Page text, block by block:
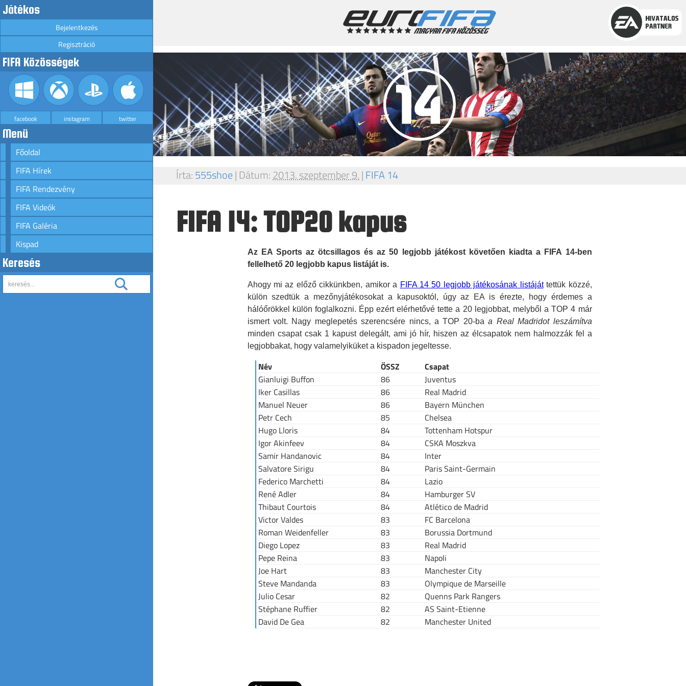
Játékos
Bejelentkezés
Regisztráció
FIFA Közösségek
facebook instagram twitter
Menü
Főoldal
FIFA Hírek
FIFA Rendezvény
FIFA Videók
FIFA Galéria
Kispad
Keresés
Írta:555shoe| Dátum:2013. szeptember 9.|FIFA 14
FIFA 14: TOP20 kapus
Az EA Sports az ötcsillagos és az 50 legjobb játékost követően kiadta a FIFA 14-ben
fellelhető 20 legjobb kapus listáját is.
Ahogy mi az előző cikkünkben, amikor a FIFA 14 50 legjobb játékosának listájáttettük közzé,
külön szedtük a mezőnyjátékosokat a kapusoktól, úgy az EA is érezte, hogy érdemes a
hálóőrökkel külön foglalkozni. Épp ezért elérhetővé tette a 20 legjobbat, melyből a TOP 4 már
ismert volt. Nagy meglepetés szerencsére nincs, a TOP 20-baa Real Madridot leszámítva
minden csapat csak 1 kapust delegált, ami jó hír, hiszen az élcsapatok nem halmozzák fel a
legjobbakat, hogy valamelyiküket a kispadon jegeltesse.
Név ÖSSZ
Csapat
Gianluigi Buffon
86
Juventus
Iker Casillas
86
Real Madrid
Manuel Neuer
86
Bayern München
Petr Cech
85
Chelsea
Hugo Lloris
84
Tottenham Hotspur
Igor Akinfeev
84
CSKA Moszkva
Samir Handanovic
84
Inter
Salvatore Sirigu
84
Paris Saint-Germain
Federico Marchetti
84
Lazio
René Adler
84
Hamburger SV
Thibaut Courtois
84
Atlético de Madrid
Victor Valdes
83
FC Barcelona
Roman Weidenfeller
83
Borussia Dortmund
Diego Lopez
83
Real Madrid
Pepe Reina
83
Napoli
Joe Hart
83
Manchester City
Steve Mandanda
83
Olympique de Marseille
Julio Cesar
82
Quenns Park Rangers
Stéphane Ruffier
82
AS Saint-Etienne
David De Gea
82 Manchester United